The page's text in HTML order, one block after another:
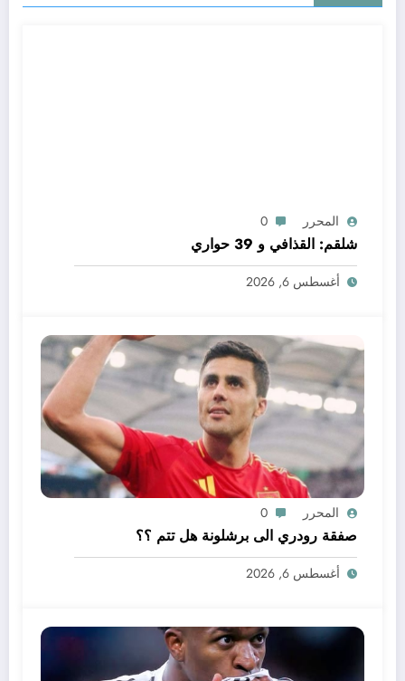
المحرر 0
شلقم: القذافي و 39 حواري
أغسطس 6, 2026
المحرر 0
صفقة رودري الى برشلونة هل تتم ؟؟
أغسطس 6, 2026